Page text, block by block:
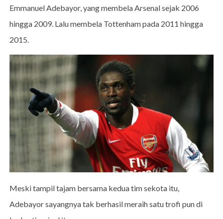
Emmanuel Adebayor, yang membela Arsenal sejak 2006
hingga 2009. Lalu membela Tottenham pada 2011 hingga
2015.
Meski tampil tajam bersama kedua tim sekota itu,
Adebayor sayangnya tak berhasil meraih satu trofi pun di